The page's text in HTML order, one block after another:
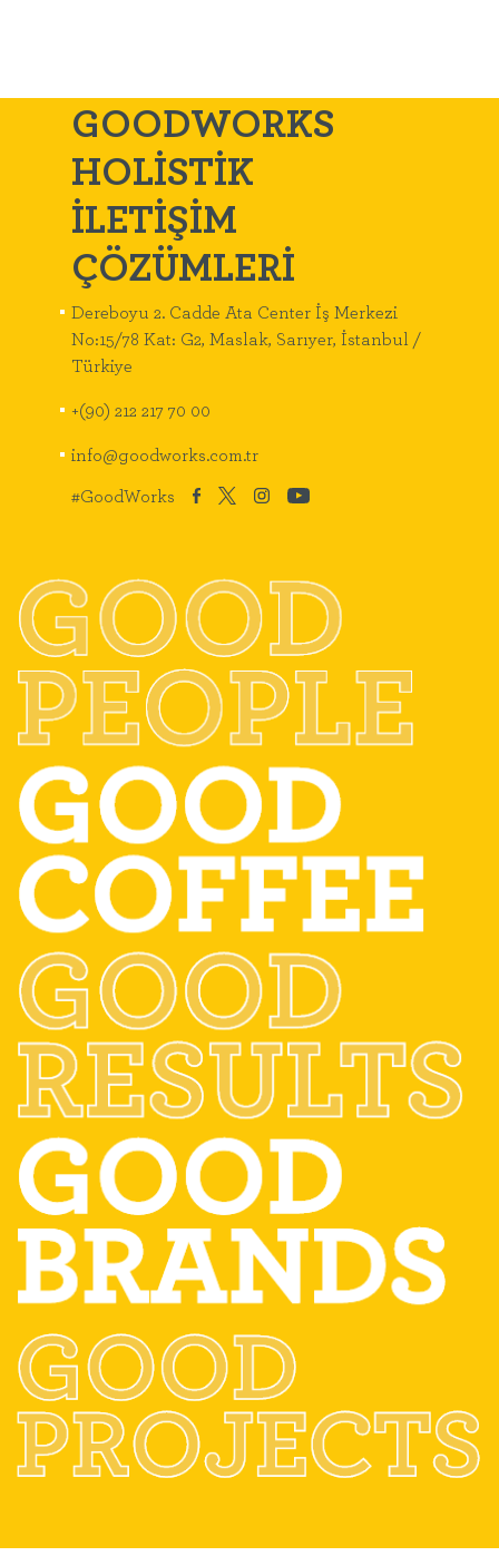
GOODWORKS
HOLİSTİK
İLETİŞİM
ÇÖZÜMLERİ
Dereboyu 2. Cadde Ata Center İş Merkezi
No:15/78 Kat: G2, Maslak, Sarıyer, İstanbul /
Türkiye
+(90) 212 217 70 00
info@goodworks.com.tr
#GoodWorks